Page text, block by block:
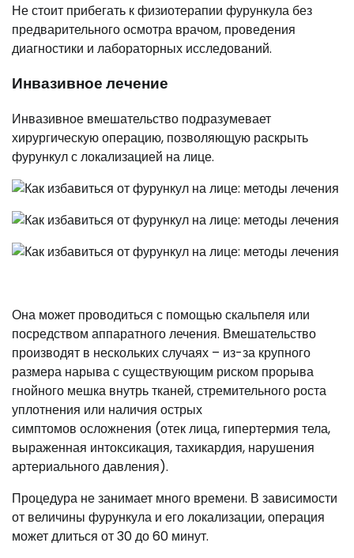
Не стоит прибегать к физиотерапии фурункула без
предварительного осмотра врачом, проведения
диагностики и лабораторных исследований.
Инвазивное лечение
Инвазивное вмешательство подразумевает
хирургическую операцию, позволяющую раскрыть
фурункул с локализацией на лице.
Она может проводиться с помощью скальпеля или
посредством аппаратного лечения. Вмешательство
производят в нескольких случаях – из-за крупного
размера нарыва с существующим риском прорыва
гнойного мешка внутрь тканей, стремительного роста
уплотнения или наличия острых
симптомов осложнения (отек лица, гипертермия тела,
выраженная интоксикация, тахикардия, нарушения
артериального давления).
Процедура не занимает много времени. В зависимости
от величины фурункула и его локализации, операция
может длиться от 30 до 60 минут.